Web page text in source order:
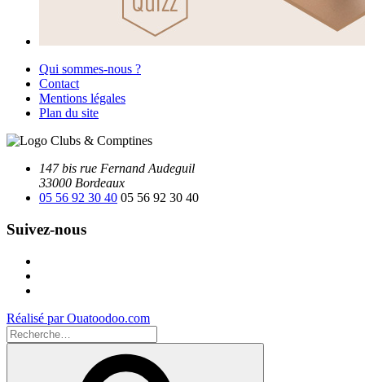
Qui sommes-nous ?
Contact
Mentions légales
Plan du site
147 bis rue Fernand Audeguil
33000 Bordeaux
05 56 92 30 40 05 56 92 30 40
Suivez-nous
Réalisé par Ouatoodoo.com
Recherche
pour